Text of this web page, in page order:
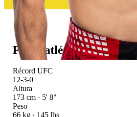
Perfil atlético
Récord UFC
12-3-0
Altura
173 cm · 5' 8"
Peso
66 kg · 145 lbs